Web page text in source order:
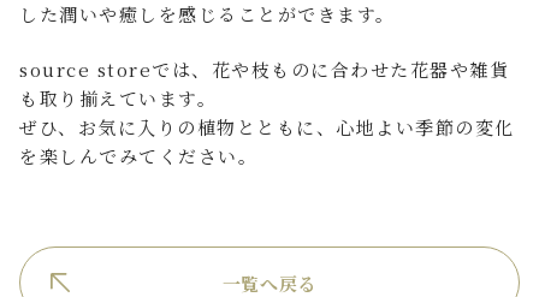
した潤いや癒しを感じることができます。
source storeでは、花や枝ものに合わせた花器や雑貨
も取り揃えています。
ぜひ、お気に入りの植物とともに、心地よい季節の変化
を楽しんでみてください。
一覧へ戻る